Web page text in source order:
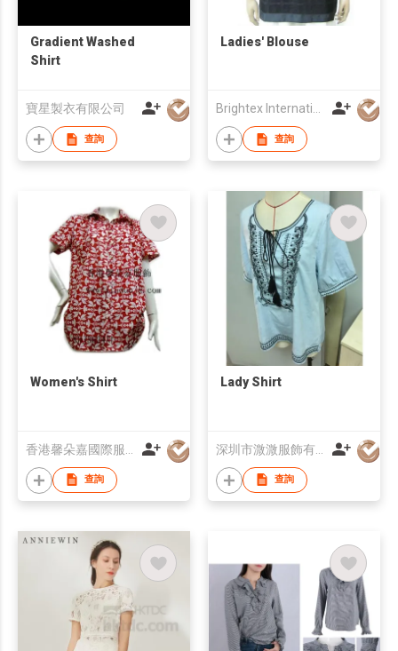
Gradient Washed
Shirt
寶星製衣有限公司
查詢
Ladies' Blouse
Brightex International Ltd
查詢
Women's Shirt
查詢
Lady Shirt
查詢